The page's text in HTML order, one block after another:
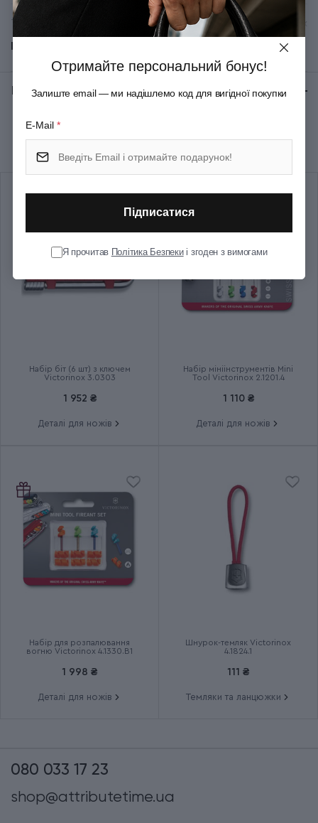
Тип ножового замка
Коричневий
Великий
Довжина складаного ножа
Кількість шарів
Група WINE MASTER
Швейцарія
Показати всі
Відгуки: ★ 0 (0)
Рекомендуємо купити разом
Набір біт (6 шт) з ключем
Victorinox 3.0303
1 952 ₴
Деталі для ножів
Набір мініінструментів Mini
Tool Victorinox 2.1201.4
1 110 ₴
Деталі для ножів
Набір для розпалювання
вогню Victorinox 4.1330.B1
1 998 ₴
Деталі для ножів
Шнурок-темляк Victorinox
4.1824.1
111 ₴
Темляки та ланцюжки
080 033 17 23
shop@attributetime.ua
Отримайте персональний бонус!
Залиште email — ми надішлемо код для вигідної покупки
E-Mail *
Підписатися
Я прочитав Політика Безпекиі згоден з вимогами